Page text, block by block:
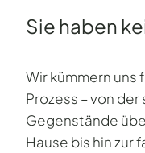
Sie haben
Wir kümmern uns
Prozess – von
Gegenstände
Hause bis hin zur